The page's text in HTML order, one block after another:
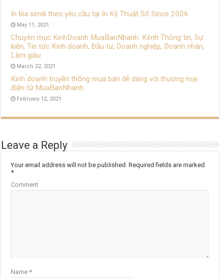
In bìa simili theo yêu cầu tại In Kỹ Thuật Số Since 2006
May 11, 2021
Chuyên mục KinhDoanh MuaBanNhanh: Kênh Thông tin, Sự
kiện, Tin tức Kinh doanh, Đầu tư, Doanh nghiệp, Doanh nhân,
Làm giàu
March 22, 2021
Kinh doanh truyền thống mua bán dễ dàng với thương mại
điện tử MuaBanNhanh
February 12, 2021
Leave a Reply
Your email address will not be published. Required fields are marked
*
Comment
Name*